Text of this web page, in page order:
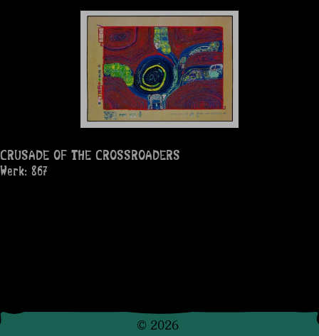
CRUSADE OF THE CROSSROADERS
Werk: 867
© 2026